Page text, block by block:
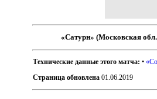
«Сатурн» (Московская
Технические данные этого матча: •
Страница обновлена 01.06.2019